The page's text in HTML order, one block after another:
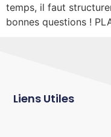
temps, il faut
bonnes questions !
Liens Utiles